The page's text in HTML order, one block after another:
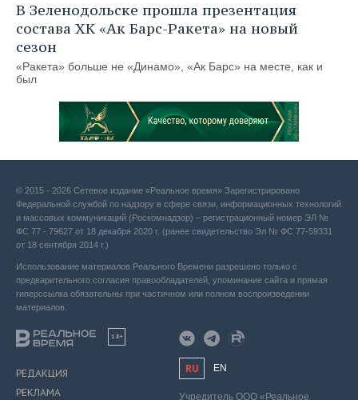
В Зеленодольске прошла презентация
состава ХК «Ак Барс-Ракета» на новый
сезон
«Ракета» больше не «Динамо», «Ак Барс» на месте, как и
был
© 2015 - 2026 Сетевое издание «Реальное время» Зарегистрировано
Федеральной службой по надзору в сфере связи, информационных технологий
и массовых коммуникаций (Роскомнадзор) – регистрационный номер ЭЛ №
ФС 77 - 79627 от 18 декабря 2020 г. (ранее свидетельство Эл № ФС 77-59331
от 18 сентября 2014 г.)
Использование материалов Реального Времени разрешено только с
предварительного согласия правообладателей, упоминание сайта и прямая
гиперссылка обязательны при частичном или полном воспроизведении
материалов.
18+
РЕДАКЦИЯ
РЕКЛАМА
RU EN
Учредитель ООО «Реальное